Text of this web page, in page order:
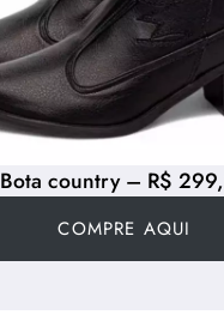
Bota country – R$
COMPRE AQUI